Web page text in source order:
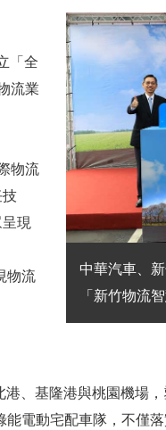
「全
流業
物流
現
物流
中華汽車、
「新竹物流
、基隆港與桃園機場
電動宅配車隊，不僅